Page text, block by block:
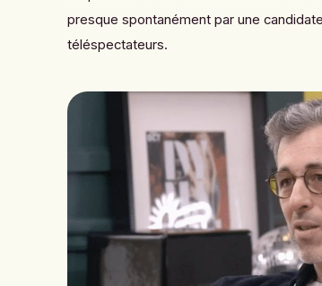
presque spontanément par une
téléspectateurs.